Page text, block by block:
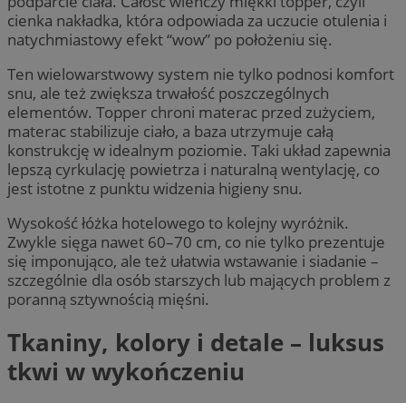
cienka nakładka, która odpowiada za uczucie otulenia i
natychmiastowy efekt “wow” po położeniu się.
Ten wielowarstwowy system nie tylko podnosi komfort
snu, ale też zwiększa trwałość poszczególnych
elementów. Topper chroni materac przed zużyciem,
materac stabilizuje ciało, a baza utrzymuje całą
konstrukcję w idealnym poziomie. Taki układ zapewnia
lepszą cyrkulację powietrza i naturalną wentylację, co
jest istotne z punktu widzenia higieny snu.
Wysokość łóżka hotelowego to kolejny wyróżnik.
Zwykle sięga nawet 60–70 cm, co nie tylko prezentuje
się imponująco, ale też ułatwia wstawanie i siadanie –
szczególnie dla osób starszych lub mających problem z
poranną sztywnością mięśni.
Tkaniny, kolory i detale – luksus
tkwi w wykończeniu